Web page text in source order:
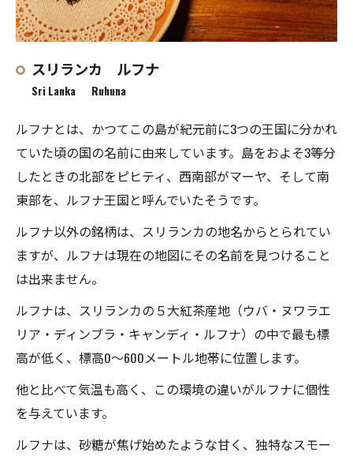
スリランカ ルフナ
Sri Lanka Ruhuna
ルフナとは、かつてこの島が紀元前に3つの王国に分かれ
ていた頃の国の名前に由来しています。島をおよそ3等分
したときの北部をピヒティ、西南部がマーヤ、そして南
東部を、ルフナ王国と呼んでいたそうです。
ルフナ以外の銘柄は、スリランカの地名からとられてい
ますが、ルフナは現在の地図にその名前を見つけること
は出来ません。
ルフナは、スリランカの５大紅茶産地（ウバ・ヌワラエ
リア・ディンブラ・キャンディ・ルフナ）の中で最も標
高が低く、標高0〜600メートル地帯に位置します。
他と比べて気温も高く、この環境の違いがルフナに個性
を与えています。
ルフナは、砂糖が焦げ始めたような甘く、独特なスモー